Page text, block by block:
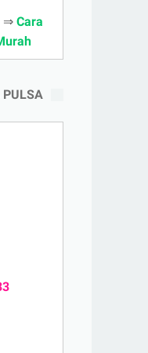
⇒ Cara
PULSA